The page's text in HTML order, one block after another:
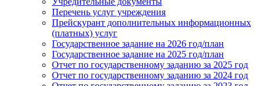
Перечень услуг учреждения
Прейскурант дополнительных информационных
(платных) услуг
Государственное задание на 2026 год/план
Государственное задание на 2025 год/план
Отчет по государственному заданию за 2025 год
Отчет по государственному заданию за 2024 год